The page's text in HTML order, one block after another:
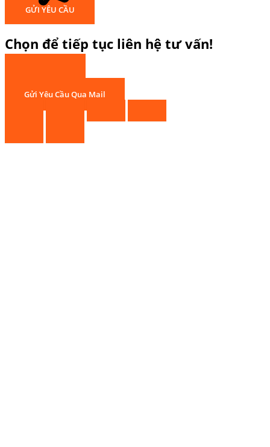
GỬI YÊU CẦU
Chọn để tiếp tục liên hệ tư vấn!
Gửi Yêu Cầu Qua Mail